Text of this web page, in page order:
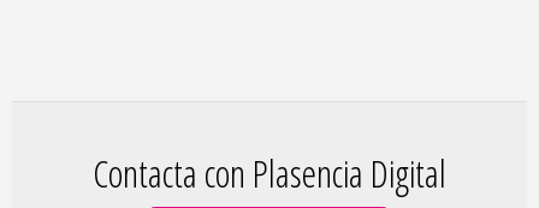
Contacta con Plasencia Digital